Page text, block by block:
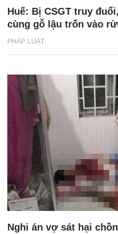
PHÁP LUẬT
Huế: Bị CSGT truy
cùng gỗ lậu trốn vào
Nghi án vợ sát hại